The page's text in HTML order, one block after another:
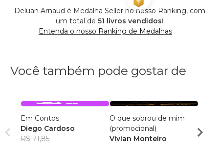
Deluan Arnaud é Medalha Seller no nosso Ranking, com
um total de 51 livros vendidos!
Entenda o nosso Ranking de Medalhas
Você também pode gostar de
Em Contos
Diego Cardoso
R$ 71,85
O que sobrou de mim
(promocional)
Vivian Monteiro
R$